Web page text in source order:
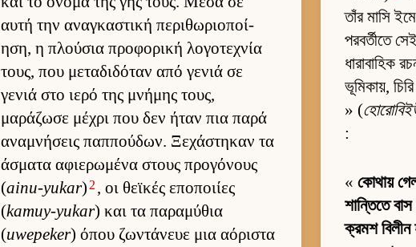
αυτή την αναγκαστική περιθωριο­ποί­
ηση, η πλού­σια προφορική λογοτεχνία
τους, που μεταδιδόταν από γενιά σε
γενιά στο ιερό της μνήμης τους,
μαράζωσε μέχρι που δεν ήταν πια παρά
αναμνήσεις παπ­πού­δων. Ξεχάστηκαν τα
άσματα αφιε­ρωμένα στους προγόνους
(ainu-yukar) 2 , οι θεϊκές εποποι­ίες
(kamuy-yukar) και τα παραμύθια
(uwepeker) όπου ζωντάνευε μια αόριστα
তাঁর মাসি
পরবর্তীতে
ধারাবাহিক
ভূমিকায়,
» (
:
«কোথায়
শান্তিতে
ক্রমশ বিলীন